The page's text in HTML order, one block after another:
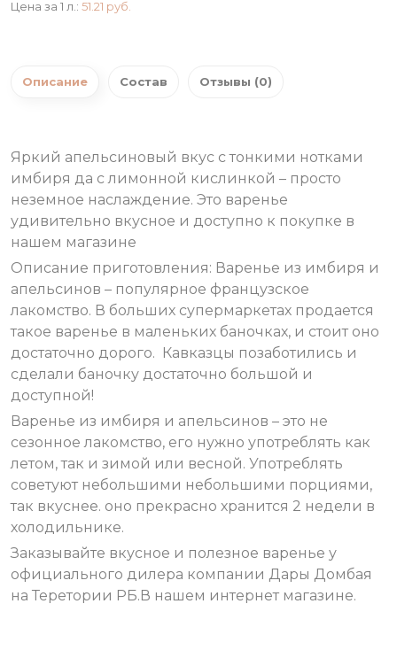
Цена за 1 л.: 51.21 руб.
Описание Состав Отзывы (0)
Яркий апельсиновый вкус с тонкими нотками
имбиря да с лимонной кислинкой – просто
неземное наслаждение. Это варенье
удивительно вкусное и доступно к покупке в
нашем магазине
Описание приготовления: Варенье из имбиря и
апельсинов – популярное французское
лакомство. В больших супермаркетах продается
такое варенье в маленьких баночках, и стоит оно
достаточно дорого. Кавказцы позаботились и
сделали баночку достаточно большой и
доступной!
Варенье из имбиря и апельсинов – это не
сезонное лакомство, его нужно употреблять как
летом, так и зимой или весной. Употреблять
советуют небольшими небольшими порциями,
так вкуснее. оно прекрасно хранится 2 недели в
холодильнике.
Заказывайте вкусное и полезное варенье у
официального дилера компании Дары Домбая
на Теретории РБ.В нашем интернет магазине.